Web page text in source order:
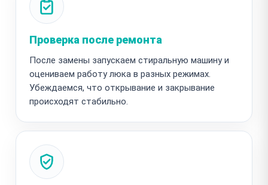
Проверка после ремонта
После замены запускаем стиральную машину и
оцениваем работу люка в разных режимах.
Убеждаемся, что открывание и закрывание
происходят стабильно.